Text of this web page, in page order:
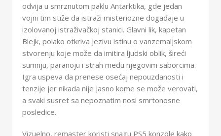
odvija u smrznutom paklu Antarktika, gde jedan
vojni tim stiže da istraži misteriozne događaje u
izolovanoj istraživačkoj stanici. Glavni lik, kapetan
Blejk, polako otkriva jezivu istinu o vanzemaljskom
stvorenju koje može da imitira ljudski oblik, šireći
sumnju, paranoju i strah među njegovim saborcima.
Igra uspeva da prenese osećaj nepouzdanosti i
tenzije jer nikada nije jasno kome se može verovati,
a svaki susret sa nepoznatim nosi smrtonosne
posledice.
Vizuelno, remaster koristi snagu PS5 konzole kako